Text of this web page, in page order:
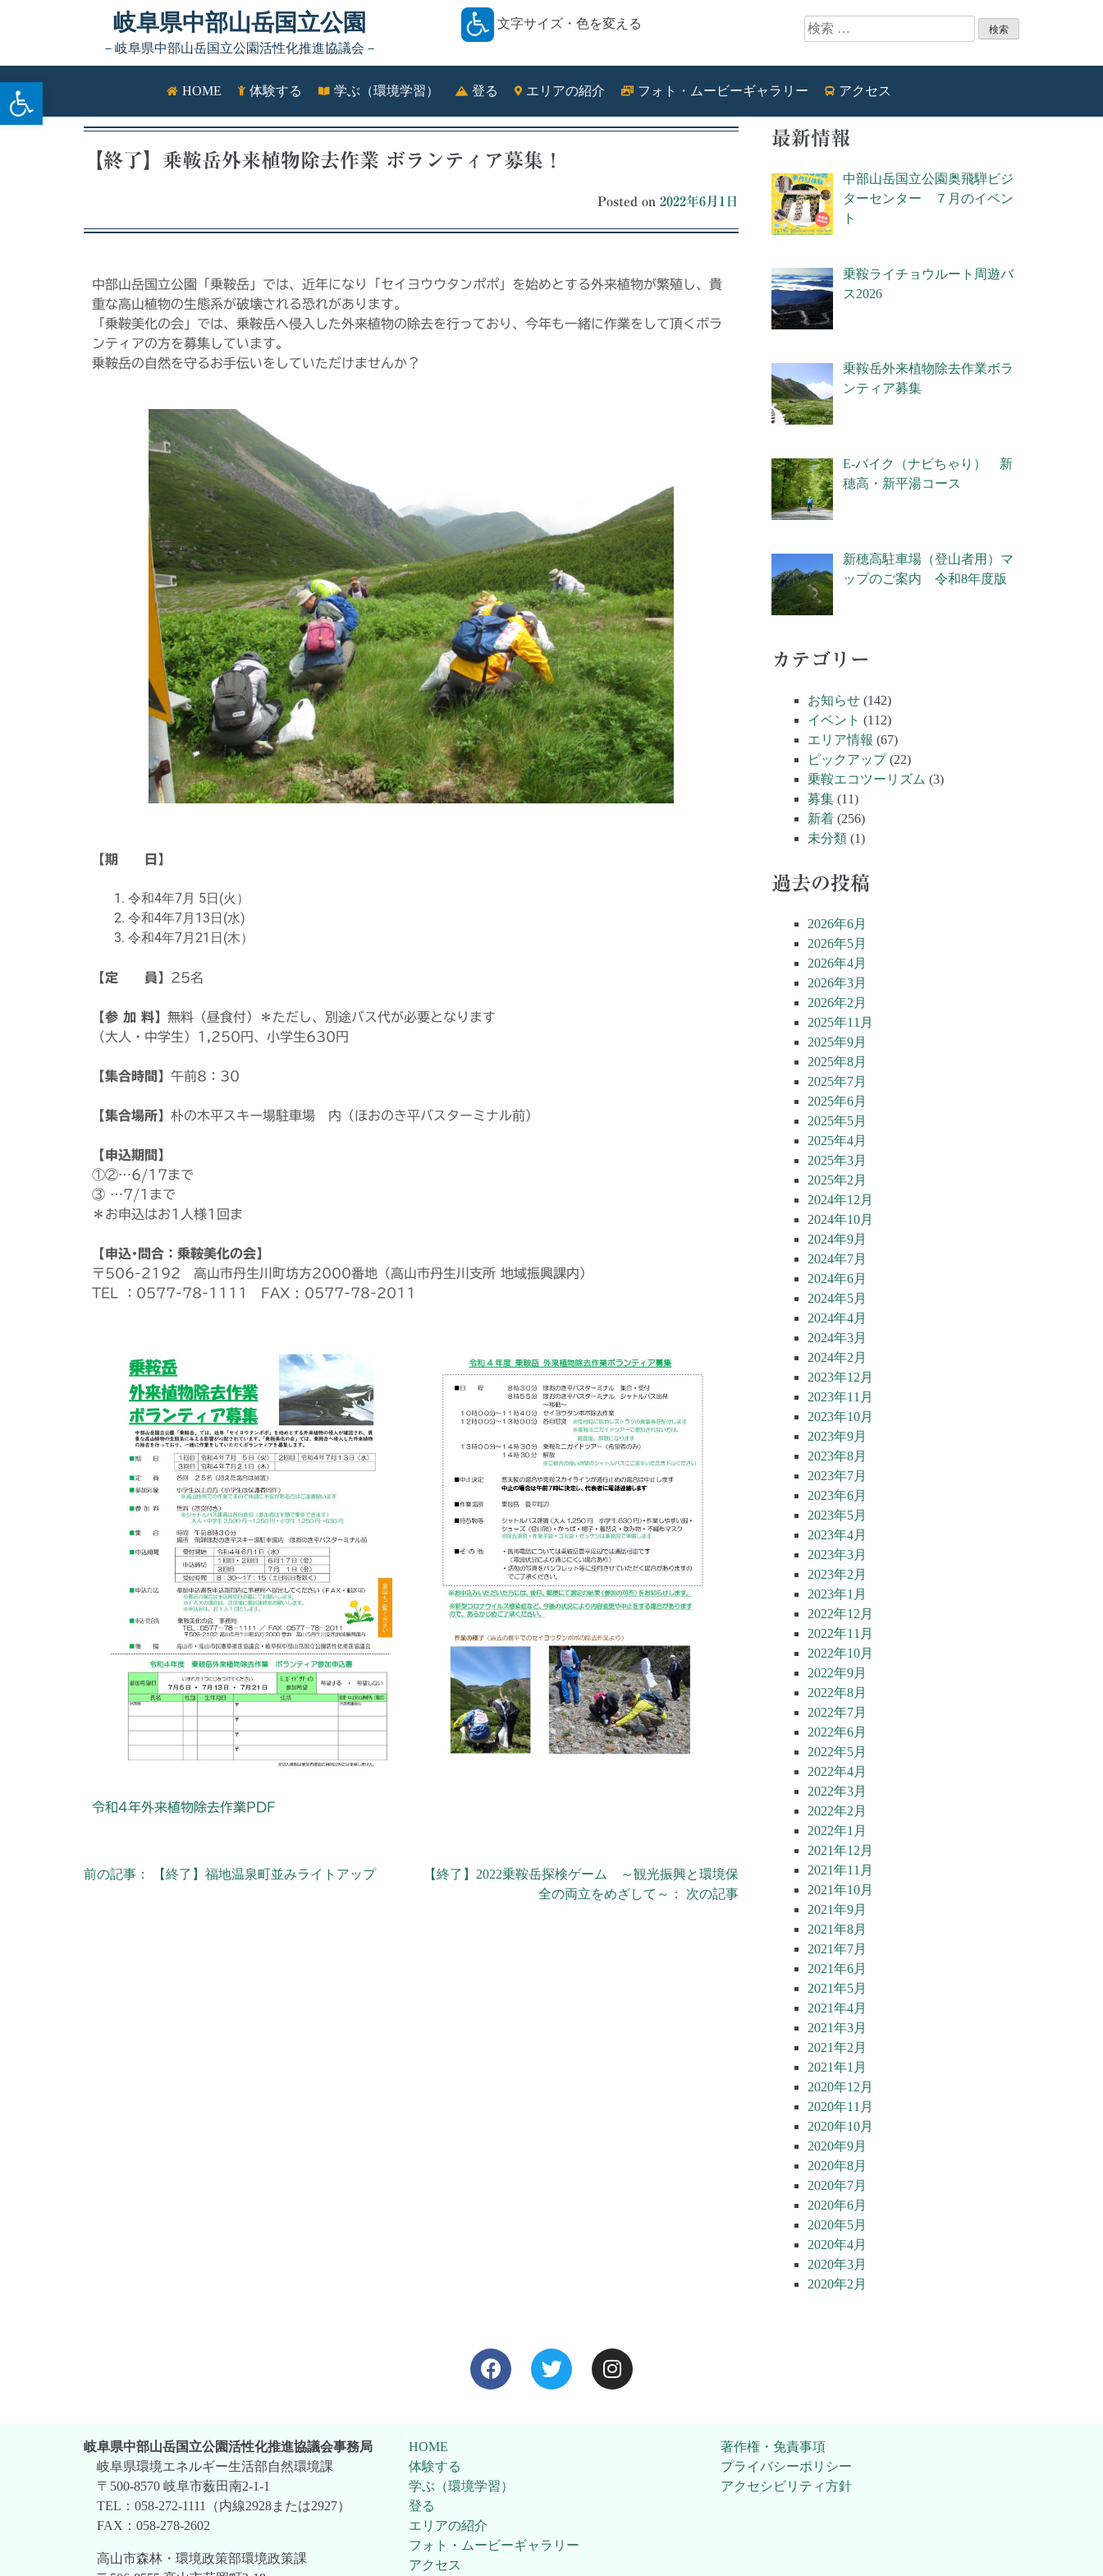
ツールバーを開く
岐阜県中部山岳国立公園
－岐阜県中部山岳国立公園活性化推進協議会－
文字サイズ・色を変える
HOME 体験する 学ぶ（環境学習） 登る エリアの紹介 フォト・ムービーギャラリー アクセス
【終了】乗鞍岳外来植物除去作業 ボランティア募集！
Posted on 2022年6月1日
中部山岳国立公園「乗鞍岳」では、近年になり「セイヨウウタンポポ」を始めとする外来植物が繁殖し、貴
重な高山植物の生態系が破壊される恐れがあります。
「乗鞍美化の会」では、乗鞍岳へ侵入した外来植物の除去を行っており、今年も一緒に作業をして頂くボラ
ンティアの方を募集しています。
乗鞍岳の自然を守るお手伝いをしていただけませんか？
【期 日】
令和4年7月 5日(火）
令和4年7月13日(水)
令和4年7月21日(木）
【定 員】 25名
【参 加 料】 無料（昼食付）＊ただし、別途バス代が必要となります
（大人・中学生）1,250円、小学生630円
【集合時間】 午前8：30
【集合場所】 朴の木平スキー場駐車場 内（ほおのき平バスターミナル前）
【申込期間】
①②…6/17まで
③ …7/1まで
＊お申込はお1人様1回ま
【申込･問合：乗鞍美化の会】
〒506-2192 高山市丹生川町坊方2000番地（高山市丹生川支所 地域振興課内）
TEL ：0577-78-1111 FAX : 0577-78-2011
令和4年外来植物除去作業PDF
前の記事： 【終了】福地温泉町並みライトアップ
【終了】2022乗鞍岳探検ゲーム ～観光振興と環境保
全の両立をめざして～： 次の記事
最新情報
中部山岳国立公園奥飛騨ビジ
ターセンター ７月のイベン
ト
乗鞍ライチョウルート周遊バ
ス2026
乗鞍岳外来植物除去作業ボラ
ンティア募集
E-バイク（ナビちゃり） 新
穂高・新平湯コース
新穂高駐車場（登山者用）マ
ップのご案内 令和8年度版
カテゴリー
お知らせ (142)
イベント (112)
エリア情報 (67)
ピックアップ(22)
乗鞍エコツーリズム (3)
募集 (11)
新着 (256)
未分類 (1)
過去の投稿
2026年6月
2026年5月
2026年4月
2026年3月
2026年2月
2025年11月
2025年9月
2025年8月
2025年7月
2025年6月
2025年5月
2025年4月
2025年3月
2025年2月
2024年12月
2024年10月
2024年9月
2024年7月
2024年6月
2024年5月
2024年4月
2024年3月
2024年2月
2023年12月
2023年11月
2023年10月
2023年9月
2023年8月
2023年7月
2023年6月
2023年5月
2023年4月
2023年3月
2023年2月
2023年1月
2022年12月
2022年11月
2022年10月
2022年9月
2022年8月
2022年7月
2022年6月
2022年5月
2022年4月
2022年3月
2022年2月
2022年1月
2021年12月
2021年11月
2021年10月
2021年9月
2021年8月
2021年7月
2021年6月
2021年5月
2021年4月
2021年3月
2021年2月
2021年1月
2020年12月
2020年11月
2020年10月
2020年9月
2020年8月
2020年7月
2020年6月
2020年5月
2020年4月
2020年3月
2020年2月
岐阜県中部山岳国立公園活性化推進協議会事務局
岐阜県環境エネルギー生活部自然環境課
〒500-8570 岐阜市薮田南2-1-1
TEL：058-272-1111（内線2928または2927）
FAX：058-278-2602
高山市森林・環境政策部環境政策課
HOME
体験する
学ぶ（環境学習）
登る
エリアの紹介
フォト・ムービーギャラリー
アクセス
著作権・免責事項
プライバシーポリシー
アクセシビリティ方針